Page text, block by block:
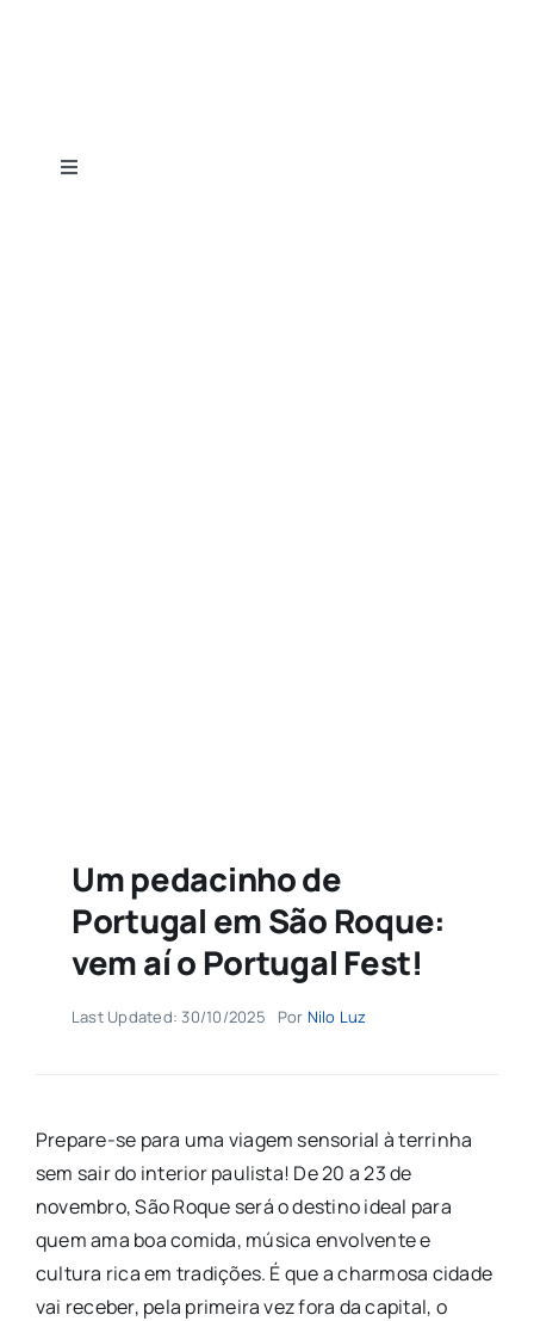
Toggle
Um pedacinho de
Portugal em São Roque:
vem aí o Portugal Fest!
Last Updated: 30/10/2025 Por Nilo Luz
Prepare-se para uma viagem sensorial à terrinha
sem sair do interior paulista! De 20 a 23 de
novembro, São Roque será o destino ideal para
quem ama boa comida, música envolvente e
cultura rica em tradições. É que a charmosa cidade
vai receber, pela primeira vez fora da capital, o